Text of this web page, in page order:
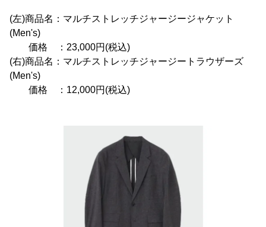
(左)商品名：マルチストレッチジャージージャケット
(Men's)
価格 ：23,000円(税込)
(右)商品名：マルチストレッチジャージートラウザーズ
(Men's)
価格 ：12,000円(税込)